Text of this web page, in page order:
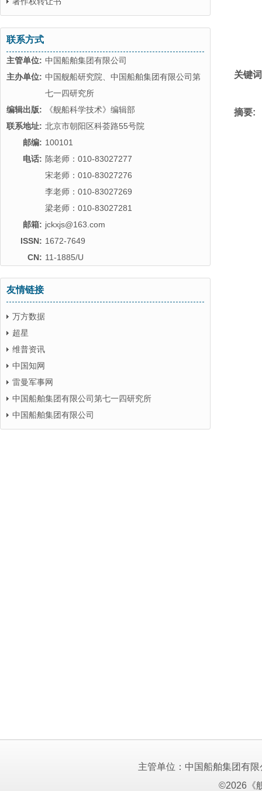
联系方式
主管单位: 中国船舶集团有限公司
主办单位: 中国舰船研究院、中国船舶集团有限公司第
七一四研究所
编辑出版:
《舰船科学技术》编辑部
联系地址: 北京市朝阳区科荟路55号院
邮编: 100101
电话: 陈老师：010-83027277
宋老师：010-83027276
李老师：010-83027269
梁老师：010-83027281
邮箱: jckxjs@163.com
ISSN: 1672-7649
CN: 11-1885/U
友情链接
万方数据
超星
维普资讯
中国知网
雷曼军事网
中国船舶集团有限公司第七一四研究所
中国船舶集团有限公司
关键
摘要:
主管单位：中国船舶集团有
©2026《